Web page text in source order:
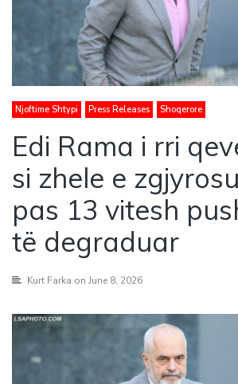
Njoftime Shtypi Press Releases Shoqerore
Edi Rama i rri
si zhele e
pas 13 vitesh
të degraduar
Kurt Farka on June 8, 2026